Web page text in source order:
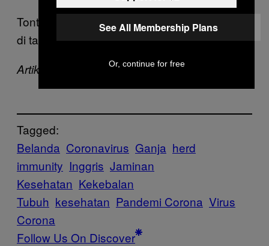
Tonton dokumenter soal kebijakan Belanda
di tautan awal artikel.
Artikel ini pertama kali tayang di VICE News.
Tagged:
Belanda Coronavirus Ganja herd
immunity Inggris Jaminan
Kesehatan Kekebalan
Tubuh kesehatan Pandemi Corona Virus
Corona
Follow Us On Discover
See All Membership Plans
Or, continue for free